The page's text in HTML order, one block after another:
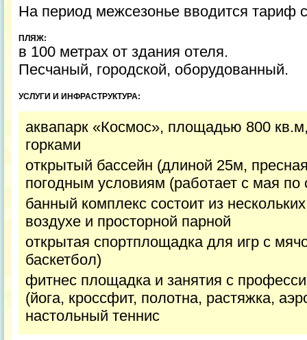
На период межсезонье вводится тариф
ПЛЯЖ:
в 100 метрах от здания отеля.
Песчаный, городской, оборудованный.
УСЛУГИ И ИНФРАСТРУКТУРА:
аквапарк «Космос», площадью 800
горками
открытый бассейн (длиной 25м,
погодным условиям (работает с мая по
банный комплекс состоит из
воздухе и просторной парной
открытая спортплощадка для игр с
баскетбол)
фитнес площадка и занятия с
(йога, кроссфит, полотна, растяжка,
настольный теннис